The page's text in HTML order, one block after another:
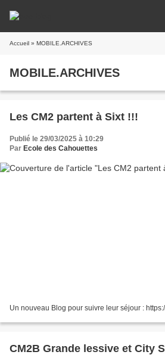
Accueil » MOBILE.ARCHIVES
MOBILE.ARCHIVES
Les CM2 partent à Sixt !!!
Publié le 29/03/2025 à 10:29
Par Ecole des Cahouettes
Un nouveau Blog pour suivre leur séjour :
CM2B Grande lessive et City